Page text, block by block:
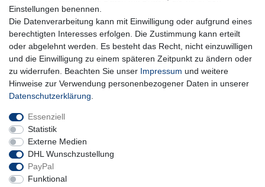
** Hierbei handelt es sich um ein Pflichtfeld.
Impressum Daten­schutz­erklärung AGB
Einstellungen benennen.
Die Datenverarbeitung kann mit Einwilligung oder aufgrund eines
berechtigten Interesses erfolgen. Die Zustimmung kann erteilt
oder abgelehnt werden. Es besteht das Recht, nicht einzuwilligen
und die Einwilligung zu einem späteren Zeitpunkt zu ändern oder
zu widerrufen. Beachten Sie unser Impressum und weitere
Hinweise zur Verwendung personenbezogener Daten in unserer
Daten­schutz­erklärung
Essenziell
Statistik
Externe Medien
DHL Wunschzustellung
PayPal
Funktional